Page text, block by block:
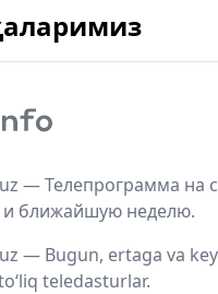
— Телепрограмма на
и ближайшую неделю.
— Bugun, ertaga va
teledasturlar.